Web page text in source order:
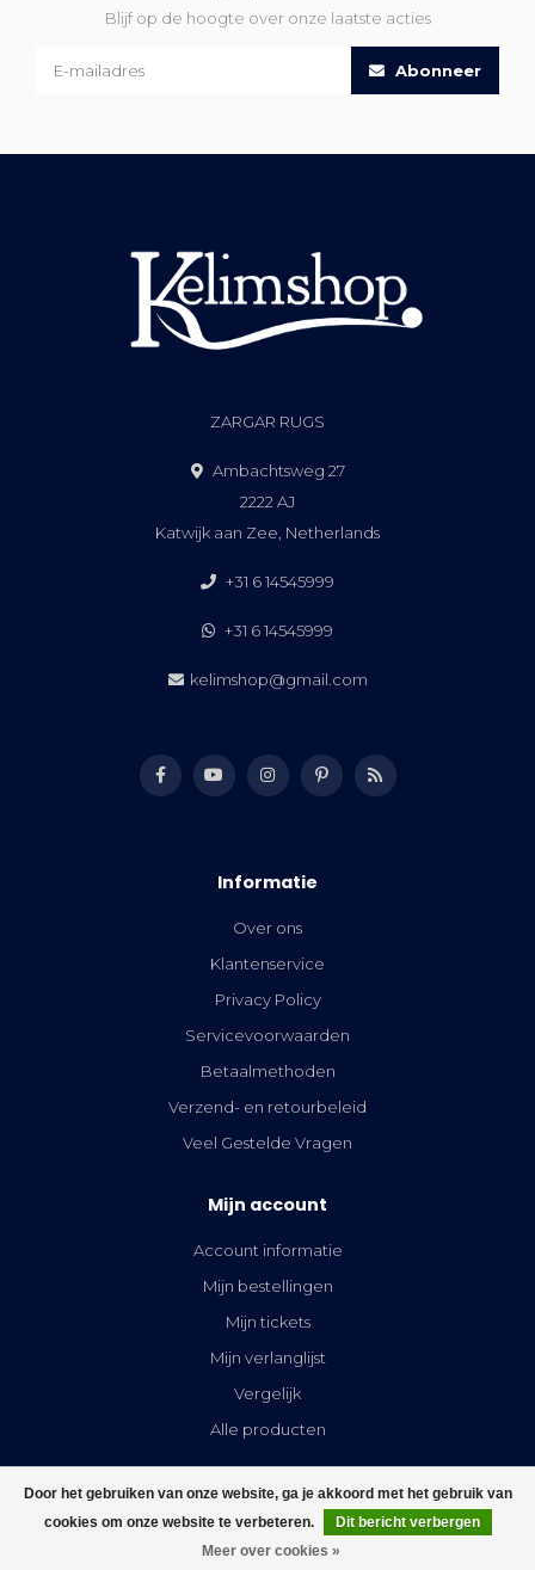
Door het gebruiken van onze website, ga je akkoord met het gebruik van
cookies om onze website te verbeteren.
Dit bericht verbergen
Meer over cookies »
Blijf op de hoogte over onze laatste acties
Abonneer
ZARGAR RUGS
Ambachtsweg 27
2222 AJ
Katwijk aan Zee, Netherlands
+31 6 14545999
+31 6 14545999
kelimshop@gmail.com
Informatie
Over ons
Klantenservice
Privacy Policy
Servicevoorwaarden
Betaalmethoden
Verzend- en retourbeleid
Veel Gestelde Vragen
Mijn account
Account informatie
Mijn bestellingen
Mijn tickets
Mijn verlanglijst
Vergelijk
Alle producten
FILTERS